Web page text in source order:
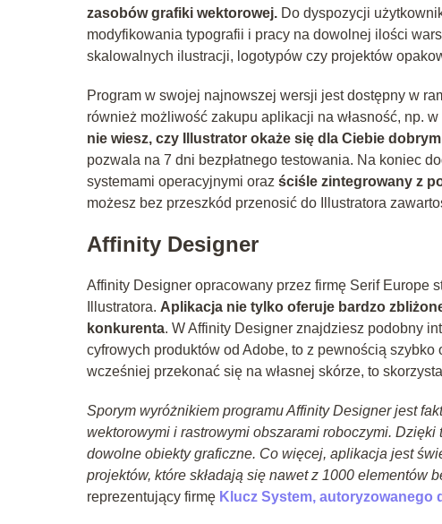
zasobów grafiki wektorowej. Do dyspozycji
modyfikowania typografii i pracy na dowolnej ilości
skalowalnych ilustracji, logotypów czy projektów
Program w swojej najnowszej wersji jest dostępny w
również możliwość zakupu aplikacji na własność, np. w
nie wiesz, czy Illustrator okaże się dla Ciebie
pozwala na 7 dni bezpłatnego testowania. Na koniec
systemami operacyjnymi oraz ściśle zintegrowany z
możesz bez przeszkód przenosić do Illustratora
Affinity Designer
Affinity Designer opracowany przez firmę Serif Europe
Illustratora. Aplikacja nie tylko oferuje bardzo
konkurenta. W Affinity Designer znajdziesz podobny
cyfrowych produktów od Adobe, to z pewnością
wcześniej przekonać się na własnej skórze, to
Sporym wyróżnikiem programu Affinity Designer jest
wektorowymi i rastrowymi obszarami roboczymi.
dowolne obiekty graficzne. Co więcej, aplikacja jest
projektów, które składają się nawet z 1000 elementów
reprezentujący firmę Klucz System,